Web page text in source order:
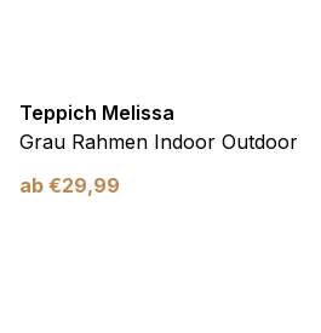
Teppich Melissa
Grau Rahmen Indoor Outdoor
ab €29,99